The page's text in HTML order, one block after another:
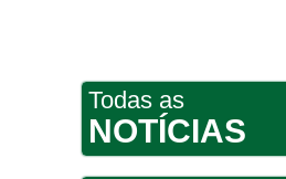
Todas as
NOTÍCIAS